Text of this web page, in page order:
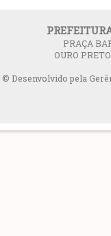
PRAÇA
OURO
© Desenvolvido pela